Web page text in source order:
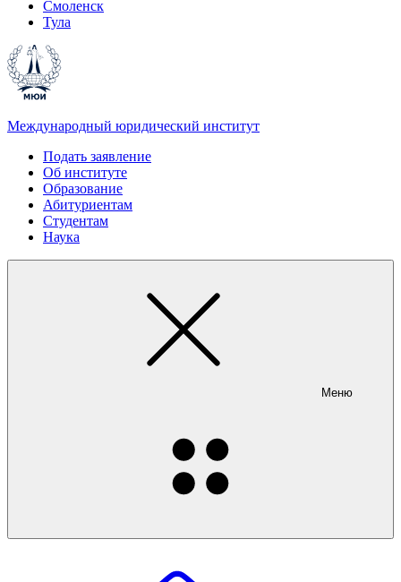
Смоленск
Тула
Международный юридический институт
Подать заявление
Об институте
Образование
Абитуриентам
Студентам
Наука
Меню